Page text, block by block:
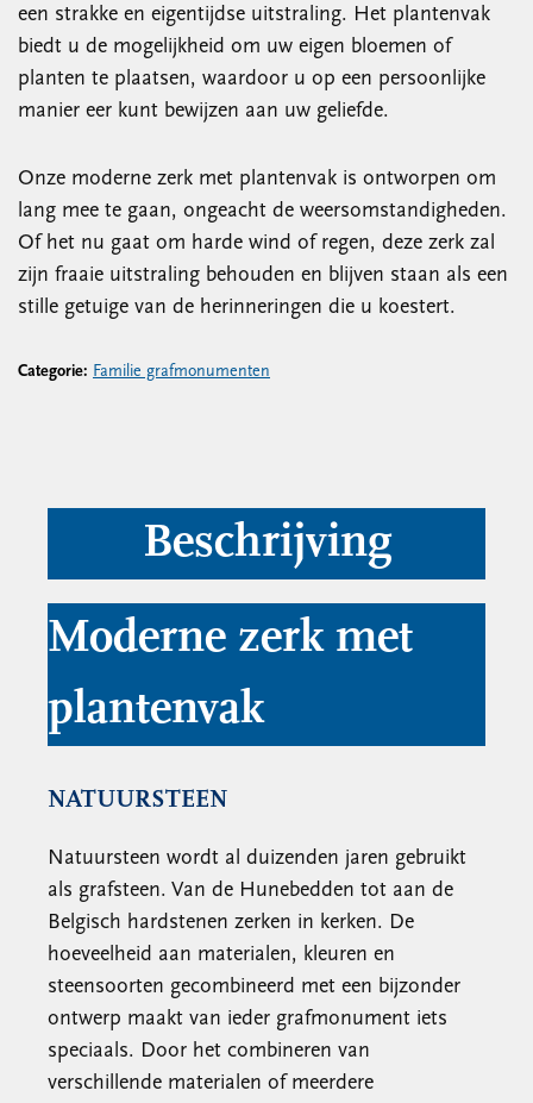
een strakke en eigentijdse uitstraling. Het plantenvak
biedt u de mogelijkheid om uw eigen bloemen of
planten te plaatsen, waardoor u op een persoonlijke
manier eer kunt bewijzen aan uw geliefde.
Onze moderne zerk met plantenvak is ontworpen om
lang mee te gaan, ongeacht de weersomstandigheden.
Of het nu gaat om harde wind of regen, deze zerk zal
zijn fraaie uitstraling behouden en blijven staan als een
stille getuige van de herinneringen die u koestert.
Categorie: Familie grafmonumenten
Beschrijving
Moderne zerk met
plantenvak
NATUURSTEEN
Natuursteen wordt al duizenden jaren gebruikt
als grafsteen. Van de Hunebedden tot aan de
Belgisch hardstenen zerken in kerken. De
hoeveelheid aan materialen, kleuren en
steensoorten gecombineerd met een bijzonder
ontwerp maakt van ieder grafmonument iets
speciaals. Door het combineren van
verschillende materialen of meerdere